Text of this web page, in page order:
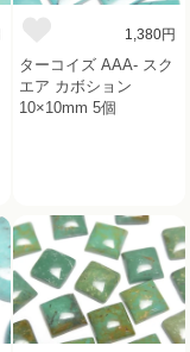
1,380円
ターコイズ AAA- スク
エア カボション
10×10mm 5個